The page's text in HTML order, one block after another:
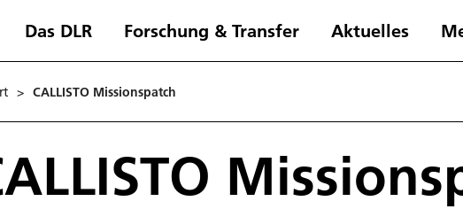
Das DLR Forschung & Transfer Aktuelles
> CALLISTO Missionspatch